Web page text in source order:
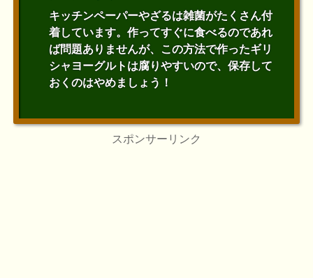
キッチンペーパーやざるは雑菌がたくさん付
着しています。作ってすぐに食べるのであれ
ば問題ありませんが、この方法で作ったギリ
シャヨーグルトは腐りやすいので、保存して
おくのはやめましょう！
スポンサーリンク